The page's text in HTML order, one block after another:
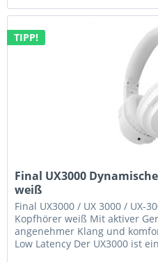
TIPP!
Final UX3000
weiß
Final UX3000 / UX 3000 / UX-
Kopfhörer weiß Mit aktiver
angenehmer Klang und
Low Latency Der UX3000 ist